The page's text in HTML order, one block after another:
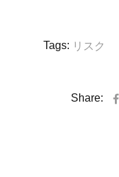
Tags: リスク
Share: